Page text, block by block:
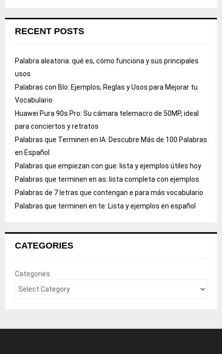
RECENT POSTS
Palabra aleatoria: qué es, cómo funciona y sus principales
usos
Palabras con Blo: Ejemplos, Reglas y Usos para Mejorar tu
Vocabulario
Huawei Pura 90s Pro: Su cámara telemacro de 50MP, ideal
para conciertos y retratos
Palabras que Terminen en IA: Descubre Más de 100 Palabras
en Español
Palabras que empiezan con gue: lista y ejemplos útiles hoy
Palabras que terminen en as: lista completa con ejemplos
Palabras de 7 letras que contengan e para más vocabulario
Palabras que terminen en te: Lista y ejemplos en español
CATEGORIES
Categories